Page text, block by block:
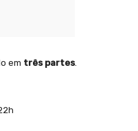
em três partes.